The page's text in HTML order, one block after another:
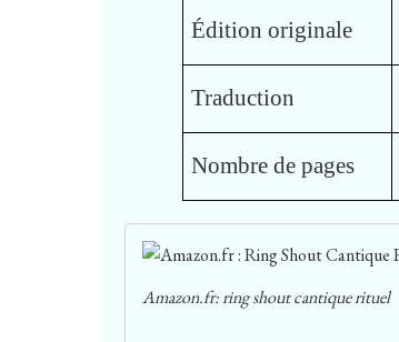
Édition originale
Traduction
Nombre de pages
Amazon.fr: ring shout cantique rituel